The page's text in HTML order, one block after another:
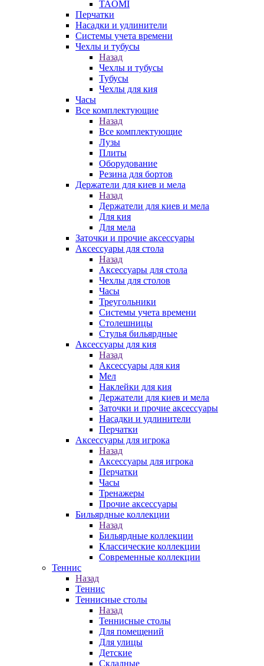
TAOMI
Перчатки
Насадки и удлинители
Системы учета времени
Чехлы и тубусы
Назад
Чехлы и тубусы
Тубусы
Чехлы для кия
Часы
Все комплектующие
Назад
Все комплектующие
Лузы
Плиты
Оборудование
Резина для бортов
Держатели для киев и мела
Назад
Держатели для киев и мела
Для кия
Для мела
Заточки и прочие аксессуары
Аксессуары для стола
Назад
Аксессуары для стола
Чехлы для столов
Часы
Треугольники
Системы учета времени
Столешницы
Стулья бильярдные
Аксессуары для кия
Назад
Аксессуары для кия
Мел
Наклейки для кия
Держатели для киев и мела
Заточки и прочие аксессуары
Насадки и удлинители
Перчатки
Аксессуары для игрока
Назад
Аксессуары для игрока
Перчатки
Часы
Тренажеры
Прочие аксессуары
Бильярдные коллекции
Назад
Бильярдные коллекции
Классические коллекции
Современные коллекции
Теннис
Назад
Теннис
Теннисные столы
Назад
Теннисные столы
Для помещений
Для улицы
Детские
Складные